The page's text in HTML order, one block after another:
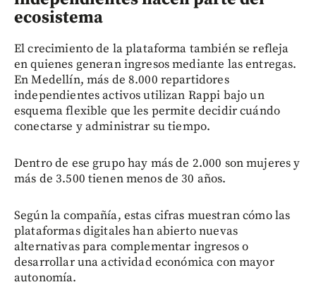
ecosistema
El crecimiento de la plataforma también se refleja
en quienes generan ingresos mediante las entregas.
En Medellín, más de 8.000 repartidores
independientes activos utilizan Rappi bajo un
esquema flexible que les permite decidir cuándo
conectarse y administrar su tiempo.
Dentro de ese grupo hay más de 2.000 son mujeres y
más de 3.500 tienen menos de 30 años.
Según la compañía, estas cifras muestran cómo las
plataformas digitales han abierto nuevas
alternativas para complementar ingresos o
desarrollar una actividad económica con mayor
autonomía.